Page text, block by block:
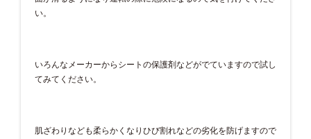
い。
いろんなメーカーからシートの保護剤などがでていますので試し
てみてください。
肌ざわりなども柔らかくなりひび割れなどの劣化を防げますので